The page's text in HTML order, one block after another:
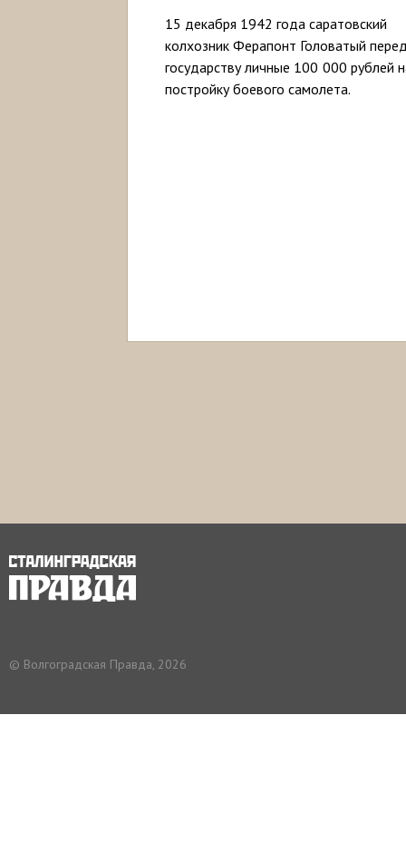
15 декабря 1942 года саратовский
колхозник Ферапонт Головатый
государству личные 100 000 рублей
постройку боевого самолета.
© Волгоградская Правда, 2026